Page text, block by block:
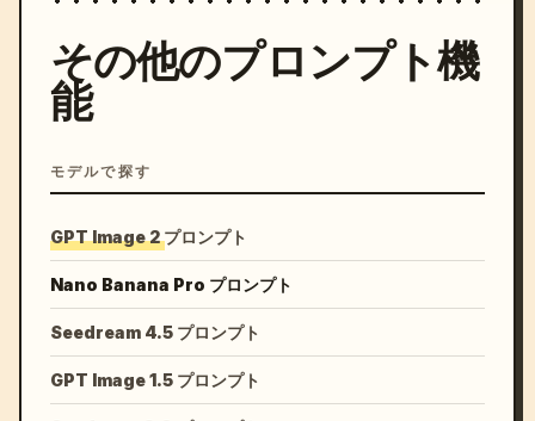
その他のプロンプト機
能
モデルで探す
GPT Image 2 プロンプト
Nano Banana Pro プロンプト
Seedream 4.5 プロンプト
GPT Image 1.5 プロンプト